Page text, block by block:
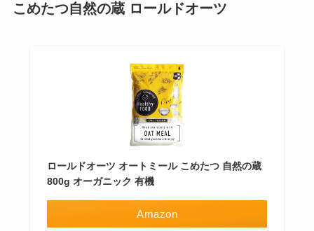
こめたつ自然の蔵 ロールドオーツ
ロールドオーツ オートミール こめたつ 自然の蔵
800g オーガニック 有機
Amazon